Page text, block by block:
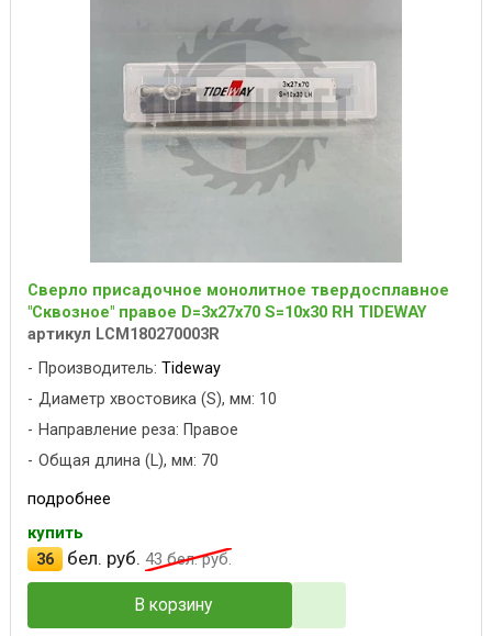
Сверло присадочное монолитное твердосплавное
"Сквозное" правое D=3x27x70 S=10x30 RH TIDEWAY
артикул LCM180270003R
Производитель: Tideway
Диаметр хвостовика (S), мм: 10
Направление реза: Правое
Общая длина (L), мм: 70
подробнее
купить
36
бел. руб. 43бел. руб.
В корзину